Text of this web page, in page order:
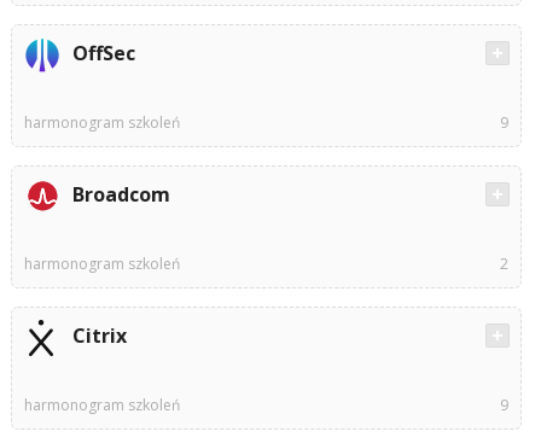
OffSec
harmonogram szkoleń 9
Broadcom
harmonogram szkoleń 2
Citrix
harmonogram szkoleń 9